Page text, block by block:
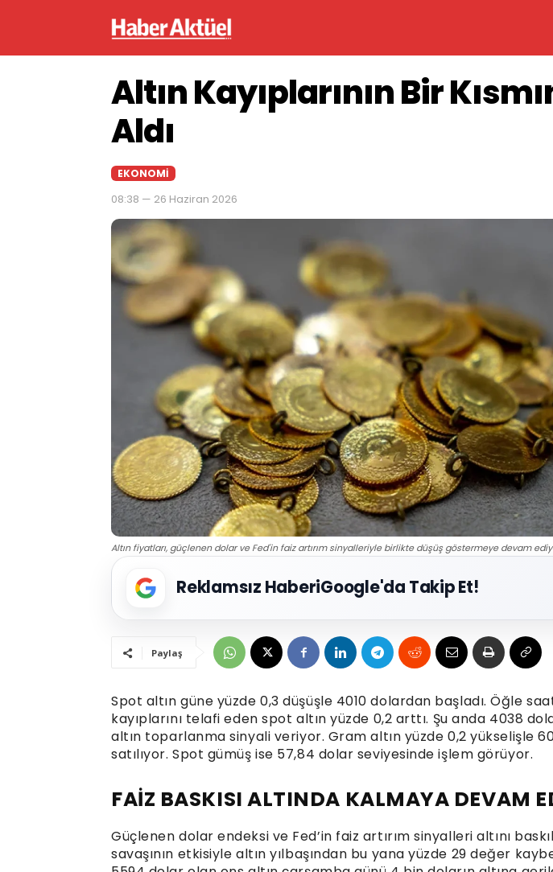
Altın Kayıplarının Bir
Aldı
EKONOMI
08:38 — 26 Haziran 2026
Altın fiyatları, güçlenen dolar ve Fed'in faiz artırım sinyalleriyle birlikte düşüş göstermeye devam
Reklamsız HaberiGoogle'da Takip Et!
Paylaş
Spot altın güne yüzde 0,3 düşüşle 4010 dolardan başladı. Öğle
kayıplarını telafi eden spot altın yüzde 0,2 arttı. Şu anda 4038
altın toparlanma sinyali veriyor. Gram altın yüzde 0,2 yükselişle
satılıyor. Spot gümüş ise 57,84 dolar seviyesinde işlem görüyor.
FAİZ BASKISI ALTINDA KALMAYA DEVAM
Güçlenen dolar endeksi ve Fed’in faiz artırım sinyalleri altını
savaşının etkisiyle altın yılbaşından bu yana yüzde 29 değer